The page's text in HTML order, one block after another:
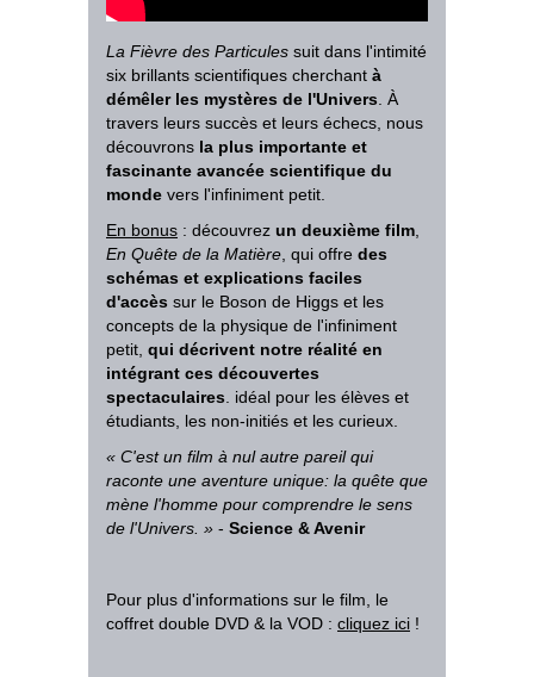
La Fièvre des Particules suit dans l'intimité
six brillants scientifiques cherchant à
démêler les mystères de l'Univers. À
travers leurs succès et leurs échecs, nous
découvrons la plus importante et
fascinante avancée scientifique du
monde vers l'infiniment petit.
En bonus : découvrez un deuxième film,
En Quête de la Matière, qui offre des
schémas et explications faciles
d'accès sur le Boson de Higgs et les
concepts de la physique de l'infiniment
petit, qui décrivent notre réalité en
intégrant ces découvertes
spectaculaires. idéal pour les élèves et
étudiants, les non-initiés et les curieux.
« C'est un film à nul autre pareil qui
raconte une aventure unique: la quête que
mène l'homme pour comprendre le sens
de l'Univers. » - Science & Avenir
Pour plus d'informations sur le film, le
coffret double DVD & la VOD : cliquez ici !